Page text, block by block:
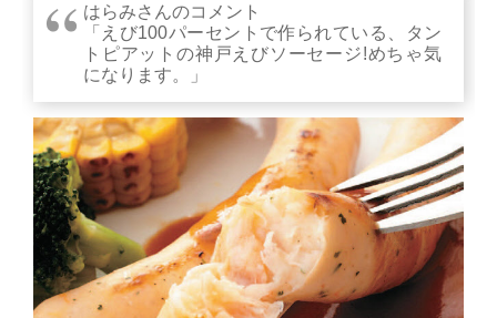
はらみさんのコメント
「えび100パーセントで作られている、タン
トピアットの神戸えびソーセージ!めちゃ気
になります。」